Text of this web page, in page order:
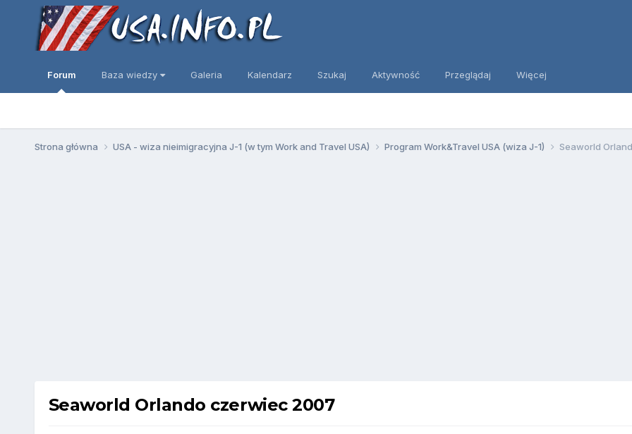
Forum Baza wiedzy Galeria Kalendarz Szukaj Aktywność Przeglądaj Więcej
Strona główna USA - wiza nieimigracyjna J-1 (w tym Work and Travel USA) Program Work&Travel USA (wiza J-1) Seaworld
Seaworld Orlando czerwiec 2007